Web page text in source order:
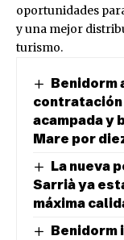
oportunidades
y una mejor
turismo.
Benidorm
contratación
acampada y
Mare por
La nueva
Sarrià ya
máxima
Benidorm